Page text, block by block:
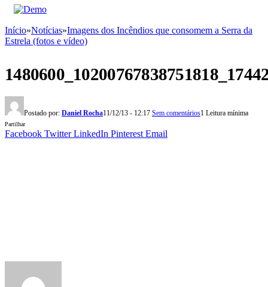
Início»Notícias»Imagens dos Incêndios que consomem a Serra da
Estrela (fotos e vídeo)
Postado por: Daniel Rocha11/12/13 - 12:17 Sem comentários1 Leitura mínima
Partilhar
Facebook Twitter LinkedIn Pinterest Email